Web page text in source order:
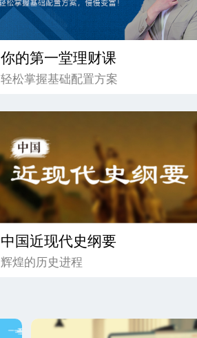
你的第一堂理财课
轻松掌握基础配置方案
中国近现代史纲要
辉煌的历史进程